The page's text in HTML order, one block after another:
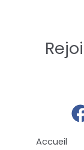
Accueil